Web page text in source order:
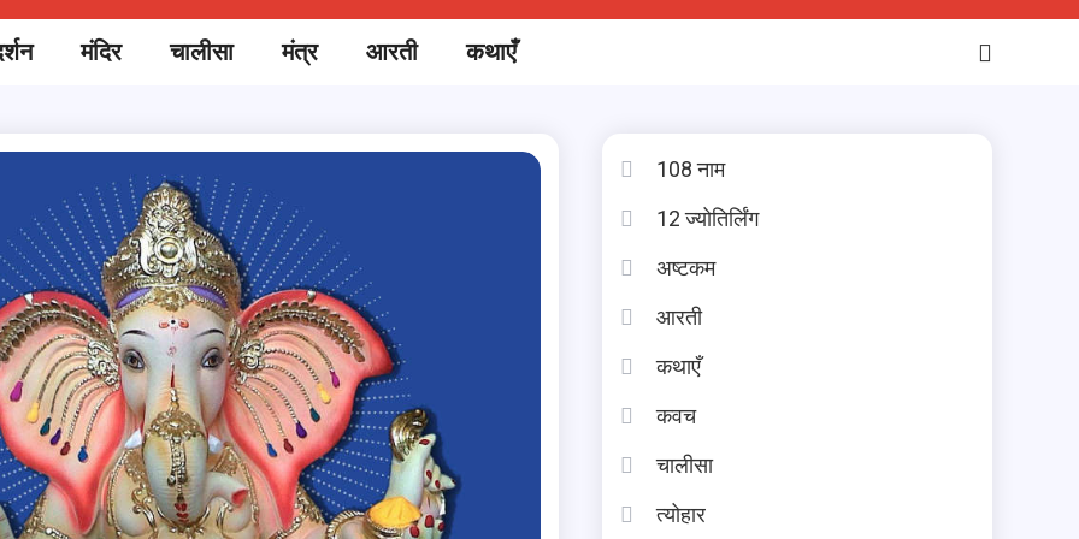
मंदिर चालीसा मंत्र आरती कथाएँ
108 नाम
12 ज्योतिर्लिंग
अष्टकम
आरती
कथाएँ
कवच
चालीसा
त्योहार